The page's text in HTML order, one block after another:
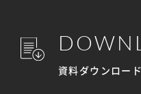
資料ダウンロード